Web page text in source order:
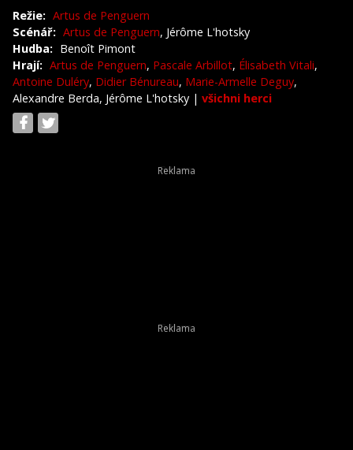
Režie: Artus de Penguern
Scénář: Artus de Penguern, Jérôme L'hotsky
Hudba: Benoît Pimont
Hrají: Artus de Penguern, Pascale Arbillot, Élisabeth Vitali,
Antoine Duléry, Didier Bénureau, Marie-Armelle Deguy,
Alexandre Berda, Jérôme L'hotsky | všichni herci